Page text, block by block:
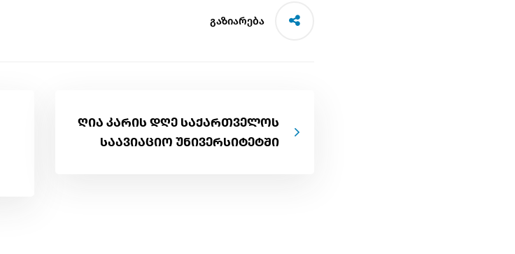
გაზიარება
ღია კარის დღე საქართველოს
საავიაციო უნივერსიტეტში